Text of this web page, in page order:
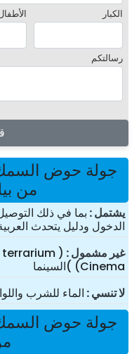
الكبار
رسالتكم
جولة حوض السمك
من
یشتمل بما في ذلك
الدخول ودليل يتحدث
غير مشمول
Cinema) )السينما
لا تنسي الماء للشرب
جولة حوض السمك